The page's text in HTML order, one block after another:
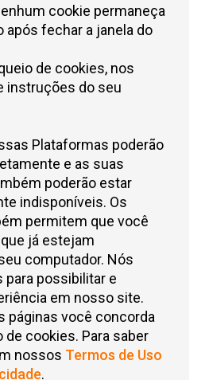
cookie permaneça
fechar a janela do
de cookies, nos
instruções do seu
Plataformas poderão
e as suas
poderão estar
indisponíveis. Os
permitem que você
já estejam
computador. Nós
possibilitar e
em nosso site.
páginas você concorda
de cookies. Para saber
nossos Termos de Uso
.